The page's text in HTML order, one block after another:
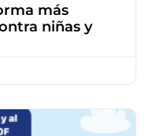
más
niñas y